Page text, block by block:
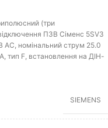
(три
ПЗВ Сіменс 5SV3
АС, номінальний струм 25.0
тип F, встановлення на ДІН-
SIEMENS